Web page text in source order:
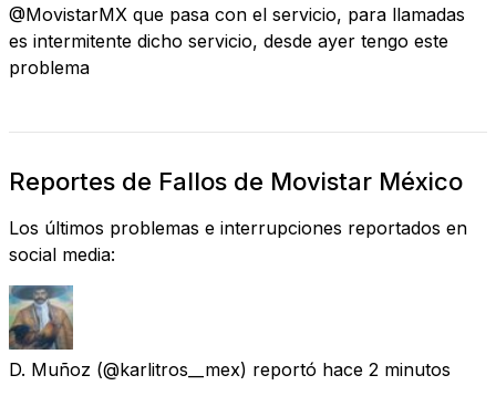
@MovistarMX que pasa con el servicio, para llamadas
es intermitente dicho servicio, desde ayer tengo este
problema
Reportes de Fallos de Movistar México
Los últimos problemas e interrupciones reportados en
social media:
D. Muñoz (@karlitros__mex) reportó hace 2 minutos